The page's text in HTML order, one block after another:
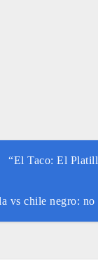
“El Taco: El
vs chile negro: no